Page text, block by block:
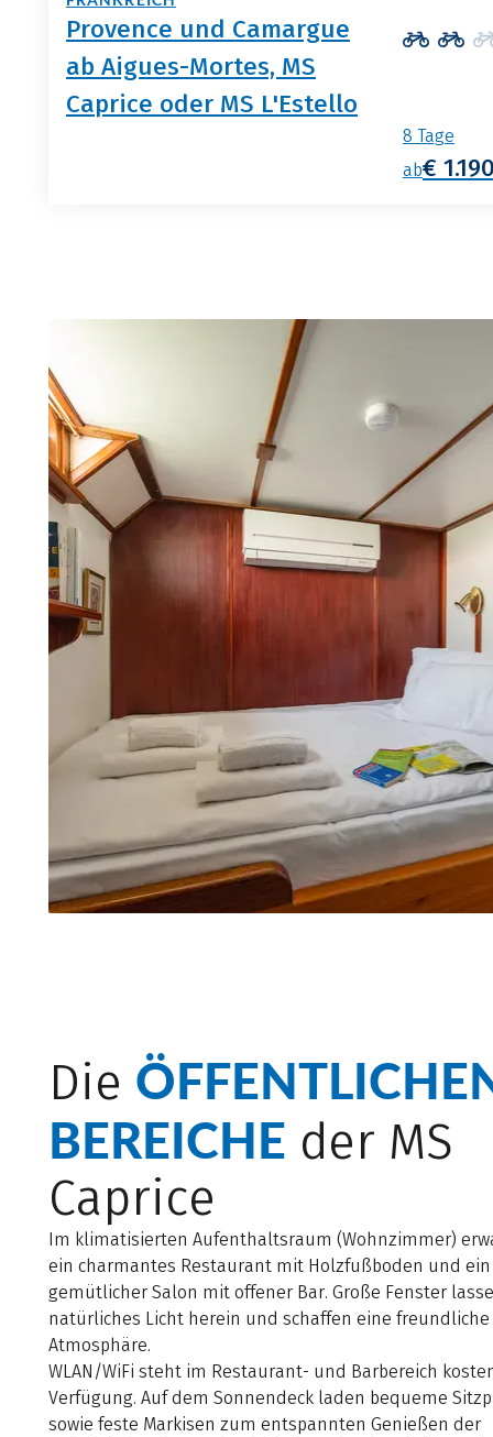
Provence und Camargue
ab Aigues-Mortes, MS
Caprice oder MS L'Estello
8 Tage
ab€
Die
BEREICHE der MS
Caprice
Im klimatisierten Aufenthaltsraum (Wohnzimmer)
ein charmantes Restaurant mit Holzfußboden und ein
gemütlicher Salon mit offener Bar. Große Fenster
natürliches Licht herein und schaffen eine freundliche
Atmosphäre.
WLAN/WiFi steht im Restaurant- und Barbereich
Verfügung. Auf dem Sonnendeck laden bequeme
sowie feste Markisen zum entspannten Genießen der